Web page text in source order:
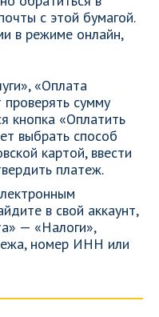
с этой бумагой.
в режиме онлайн,
«Оплата
проверять сумму
кнопка «Оплатить
выбрать способ
картой, ввести
платеж.
в свой аккаунт,
— «Налоги»,
номер ИНН или